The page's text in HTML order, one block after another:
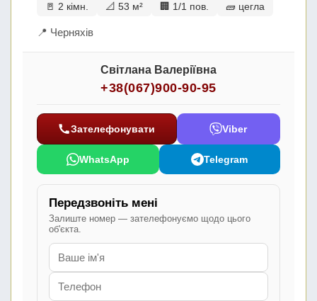
🚪 2 кімн. 📐 53 м² 🏢 1/1 пов. 🧱 цегла
📍 Черняхів
Світлана Валеріївна
+38(067)900-90-95
Зателефонувати Viber
WhatsApp Telegram
Передзвоніть мені
Залиште номер — зателефонуємо щодо цього
об'єкта.